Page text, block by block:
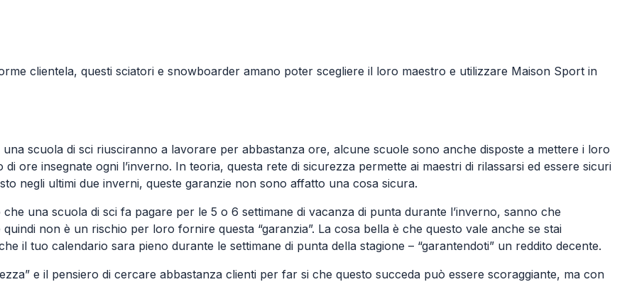
clientela, questi sciatori e snowboarder amano poter scegliere il loro maestro e utilizzare Maison Sport in
scuola di sci riusciranno a lavorare per abbastanza ore, alcune scuole sono anche disposte a mettere i loro
ore insegnate ogni l’inverno. In teoria, questa rete di sicurezza permette ai maestri di rilassarsi ed essere sicuri
negli ultimi due inverni, queste garanzie non sono affatto una cosa sicura.
una scuola di sci fa pagare per le 5 o 6 settimane di vacanza di punta durante l’inverno, sanno che
non è un rischio per loro fornire questa “garanzia”. La cosa bella è che questo vale anche se stai
il tuo calendario sara pieno durante le settimane di punta della stagione – “garantendoti” un reddito decente.
e il pensiero di cercare abbastanza clienti per far si che questo succeda può essere scoraggiante, ma con